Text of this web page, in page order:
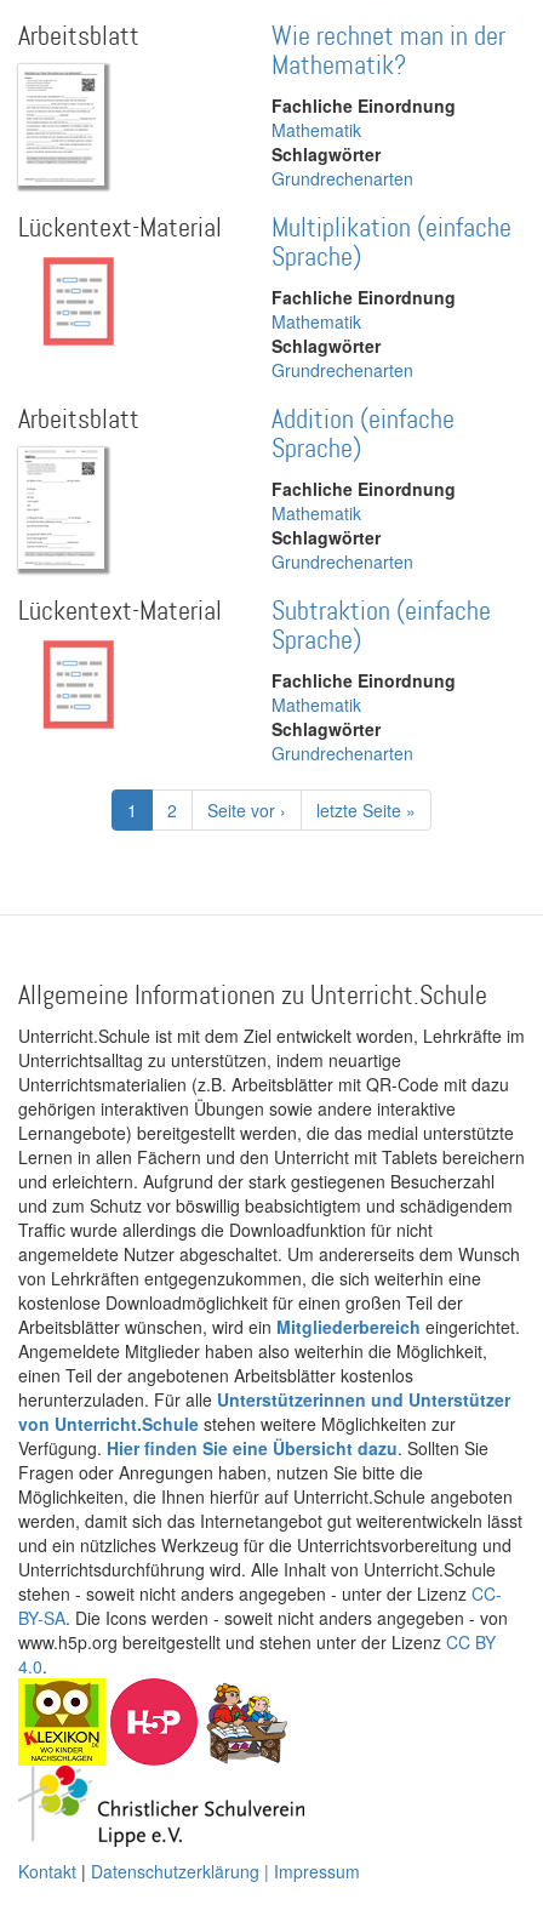
Arbeitsblatt
Wie rechnet man in der
Mathematik?
Fachliche Einordnung
Mathematik
Schlagwörter
Grundrechenarten
Lückentext-Material
Multiplikation (einfache
Sprache)
Fachliche Einordnung
Mathematik
Schlagwörter
Grundrechenarten
Arbeitsblatt
Addition (einfache
Sprache)
Fachliche Einordnung
Mathematik
Schlagwörter
Grundrechenarten
Lückentext-Material
Subtraktion (einfache
Sprache)
Fachliche Einordnung
Mathematik
Schlagwörter
Grundrechenarten
Seitennummerierung
Aktuelle
Seite
1 Page
2
Nächste
Seite
Seite vor ›
Letzte
Seite
letzte Seite »
Allgemeine Informationen zu Unterricht.Schule
Unterricht.Schule ist mit dem Ziel entwickelt worden, Lehrkräfte im
Unterrichtsalltag zu unterstützen, indem neuartige
Unterrichtsmaterialien (z.B. Arbeitsblätter mit QR-Code mit dazu
gehörigen interaktiven Übungen sowie andere interaktive
Lernangebote) bereitgestellt werden, die das medial unterstützte
Lernen in allen Fächern und den Unterricht mit Tablets bereichern
und erleichtern. Aufgrund der stark gestiegenen Besucherzahl
und zum Schutz vor böswillig beabsichtigtem und schädigendem
Traffic wurde allerdings die Downloadfunktion für nicht
angemeldete Nutzer abgeschaltet. Um andererseits dem Wunsch
von Lehrkräften entgegenzukommen, die sich weiterhin eine
kostenlose Downloadmöglichkeit für einen großen Teil der
Arbeitsblätter wünschen, wird ein Mitgliederbereich eingerichtet.
Angemeldete Mitglieder haben also weiterhin die Möglichkeit,
einen Teil der angebotenen Arbeitsblätter kostenlos
herunterzuladen. Für alle Unterstützerinnen und Unterstützer
von Unterricht.Schule stehen weitere Möglichkeiten zur
Verfügung. Hier finden Sie eine Übersicht dazu. Sollten Sie
Fragen oder Anregungen haben, nutzen Sie bitte die
Möglichkeiten, die Ihnen hierfür auf Unterricht.Schule angeboten
werden, damit sich das Internetangebot gut weiterentwickeln lässt
und ein nützliches Werkzeug für die Unterrichtsvorbereitung und
Unterrichtsdurchführung wird. Alle Inhalt von Unterricht.Schule
stehen - soweit nicht anders angegeben - unter der Lizenz CC-
BY-SA. Die Icons werden - soweit nicht anders angegeben - von
www.h5p.org bereitgestellt und stehen unter der Lizenz CC BY
4.0.
Kontakt | Datenschutzerklärung | Impressum